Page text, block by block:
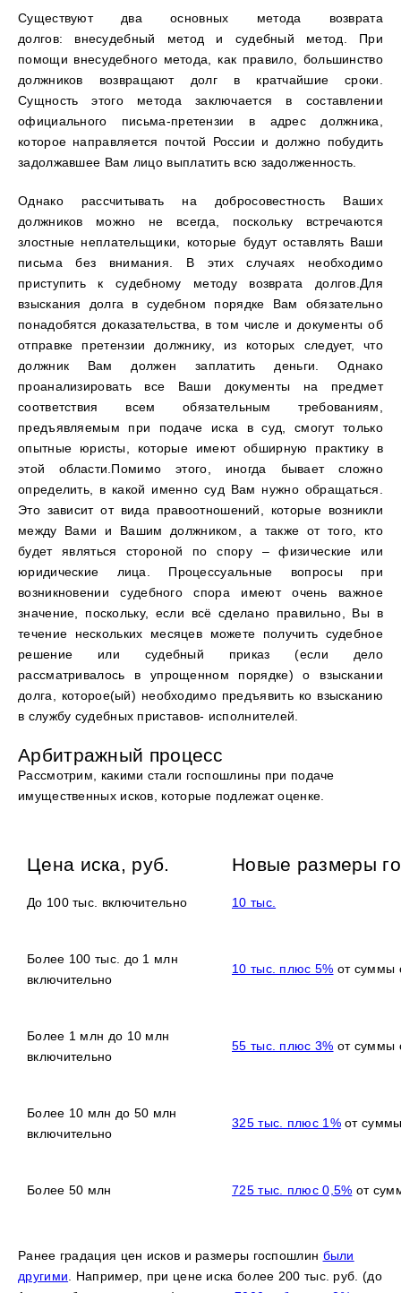
Существуют два основных метода возврата
долгов: внесудебный метод и судебный метод
. При
помощи внесудебного метода, как правило, большинство
должников возвращают долг в кратчайшие сроки.
Сущность этого метода заключается в составлении
официального письма-претензии в адрес должника,
которое направляется почтой России и должно побудить
задолжавшее Вам лицо выплатить всю задолженность.
Однако рассчитывать на добросовестность Ваших
должников можно не всегда, поскольку встречаются
злостные неплательщики, которые будут оставлять Ваши
письма без внимания. В этих случаях необходимо
приступить к судебному методу возврата долгов.Для
взыскания долга в судебном порядке Вам обязательно
понадобятся доказательства, в том числе и документы об
отправке претензии должнику, из которых следует, что
должник Вам должен заплатить деньги. Однако
проанализировать все Ваши документы на предмет
соответствия всем обязательным требованиям,
предъявляемым при подаче иска в суд, смогут только
опытные юристы, которые имеют обширную практику в
этой области.Помимо этого, иногда бывает сложно
определить, в какой именно суд Вам нужно обращаться.
Это зависит от вида правоотношений, которые возникли
между Вами и Вашим должником, а также от того, кто
будет являться стороной по спору – физические или
юридические лица. Процессуальные вопросы при
возникновении судебного спора имеют очень важное
значение, поскольку, если всё сделано правильно, Вы в
течение нескольких месяцев можете получить судебное
решение или судебный приказ (если дело
рассматривалось в упрощенном порядке) о взыскании
долга, которое(ый) необходимо предъявить ко взысканию
в службу судебных приставов- исполнителей.
Арбитражный процесс
Рассмотрим, какими стали госпошлины при подаче
имущественных исков, которые подлежат оценке.
Цена иска, руб. Новые размеры
До 100 тыс. включительно 10 тыс.
Более 100 тыс. до 1 млн
включительно
10 тыс. плюс 5% от суммы
Более 1 млн до 10 млн
включительно
55 тыс. плюс 3% от суммы
Более 10 млн до 50 млн
включительно
325 тыс. плюс 1%от
Более 50 млн 725 тыс. плюс 0,5% от
Ранее градация цен исков и размеры госпошлин были
другими . Например, при цене иска более 200 тыс. руб. (до